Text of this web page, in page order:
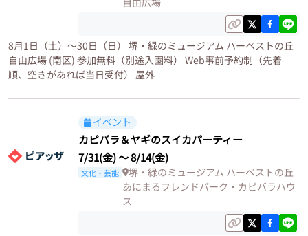
8月1日（土）〜30日（日） 堺・緑のミュージアム ハーベストの丘
自由広場 (南区) 参加無料（別途入園料） Web事前予約制（先着
順、空きがあれば当日受付） 屋外
イベント
カピバラ＆ヤギのスイカパーティー
7/31(金)〜8/14(金)
文化・芸能
堺・緑のミュージアム ハーベストの丘
あにまるフレンドパーク・カピバラハウ
ス